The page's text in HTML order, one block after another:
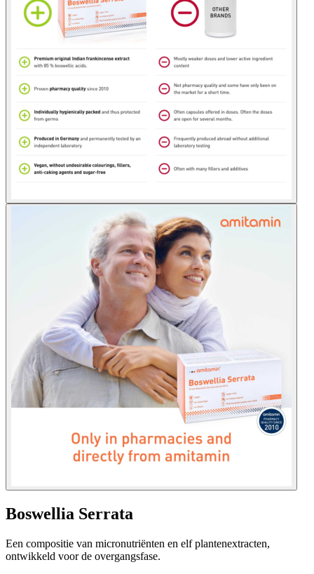
Boswellia Serrata
Een compositie van micronutriënten en elf plantenextracten,
ontwikkeld voor de overgangsfase.